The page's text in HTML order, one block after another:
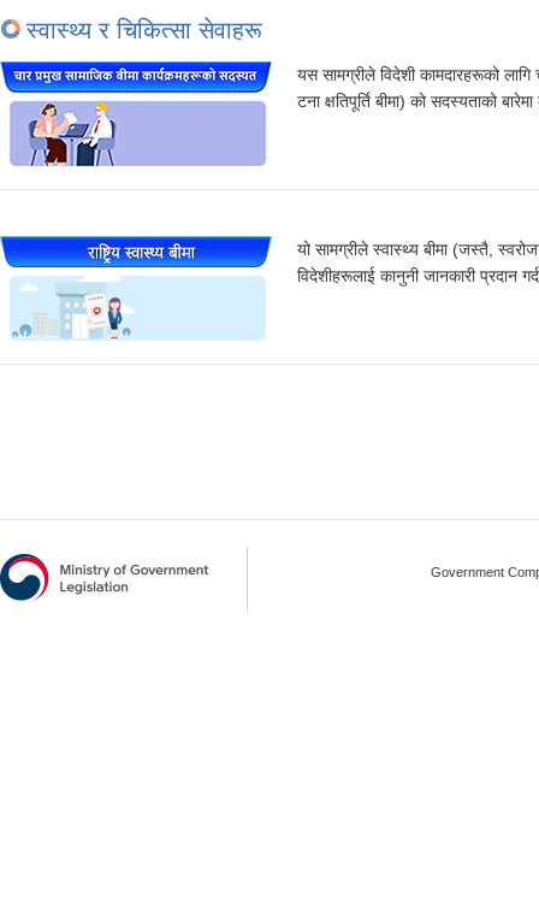
स्वास्थ्य र चिकित्सा सेवाहरू
यस सामग्रीले विदेशी कामदारहरूको लागि
टना क्षतिपूर्ति बीमा) को सदस्यताको
यो सामग्रीले स्वास्थ्य बीमा (जस्तै,
विदेशीहरूलाई कानुनी जानकारी प्रदान
Government